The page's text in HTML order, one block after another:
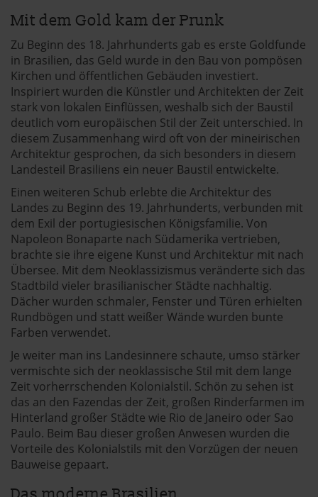
Mit dem Gold kam der Prunk
Zu Beginn des 18. Jahrhunderts gab es erste Goldfunde
in Brasilien, das Geld wurde in den Bau von pompösen
Kirchen und öffentlichen Gebäuden investiert.
Inspiriert wurden die Künstler und Architekten der Zeit
stark von lokalen Einflüssen, weshalb sich der Baustil
deutlich vom europäischen Stil der Zeit unterschied. In
diesem Zusammenhang wird oft von der mineirischen
Architektur gesprochen, da sich besonders in diesem
Landesteil Brasiliens ein neuer Baustil entwickelte.
Einen weiteren Schub erlebte die Architektur des
Landes zu Beginn des 19. Jahrhunderts, verbunden mit
dem Exil der portugiesischen Königsfamilie. Von
Napoleon Bonaparte nach Südamerika vertrieben,
brachte sie ihre eigene Kunst und Architektur mit nach
Übersee. Mit dem Neoklassizismus veränderte sich das
Stadtbild vieler brasilianischer Städte nachhaltig.
Dächer wurden schmaler, Fenster und Türen erhielten
Rundbögen und statt weißer Wände wurden bunte
Farben verwendet.
Je weiter man ins Landesinnere schaute, umso stärker
vermischte sich der neoklassische Stil mit dem lange
Zeit vorherrschenden Kolonialstil. Schön zu sehen ist
das an den Fazendas der Zeit, großen Rinderfarmen im
Hinterland großer Städte wie Rio de Janeiro oder Sao
Paulo. Beim Bau dieser großen Anwesen wurden die
Vorteile des Kolonialstils mit den Vorzügen der neuen
Bauweise gepaart.